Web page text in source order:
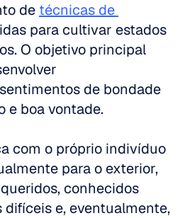
de técnicas de
para cultivar estados
O objetivo principal
de bondade
e boa vontade.
com o próprio indivíduo
para o exterior,
conhecidos
e, eventualmente,